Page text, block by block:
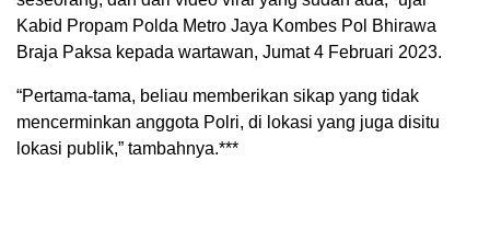
Kabid Propam Polda Metro Jaya Kombes Pol Bhirawa
Braja Paksa kepada wartawan, Jumat 4 Februari 2023.
“Pertama-tama, beliau memberikan sikap yang tidak
mencerminkan anggota Polri, di lokasi yang juga disitu
lokasi publik,” tambahnya.***